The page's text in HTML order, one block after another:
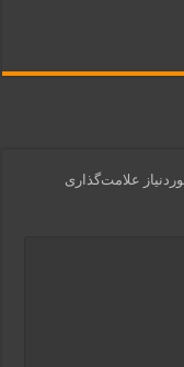
علامت‌گذاری